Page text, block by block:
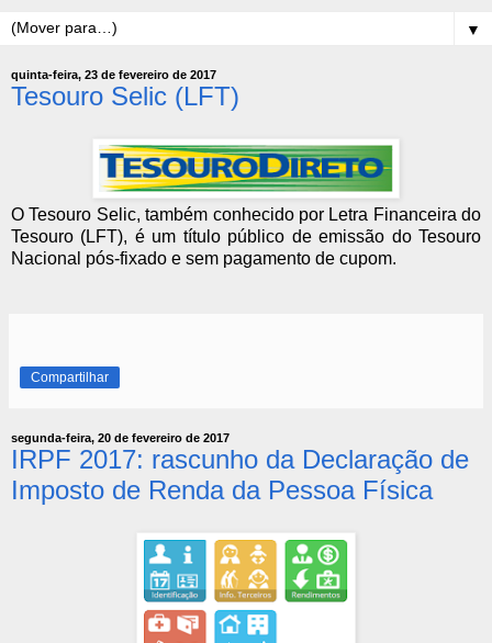
▼
quinta-feira, 23 de fevereiro de 2017
Tesouro Selic (LFT)
O Tesouro Selic, também conhecido por Letra Financeira do
Tesouro (LFT), é um título público de emissão do Tesouro
Nacional pós-fixado e sem pagamento de cupom.
Compartilhar
segunda-feira, 20 de fevereiro de 2017
IRPF 2017: rascunho da Declaração de
Imposto de Renda da Pessoa Física